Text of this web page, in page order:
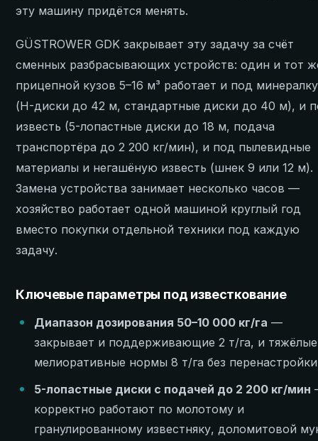
эту машину придётся менять.
GÜSTROWER GDK закрывает эту задачу за счёт
сменных разбрасывающих устройств: один и тот
прицепной кузов 5–16 м³ работает и под минералку
(H-диски до 42 м, стандартные диски до 40 м), и
известь (5-лопастные диски до 18 м, подача
транспортёра до 2 200 кг/мин), и под пылевидные
материалы и негашёную известь (шнек 9 или 12 м).
Замена устройства занимает несколько часов —
хозяйство работает одной машиной круглый год
вместо покупки отдельной техники под каждую
задачу.
Ключевые параметры под известкование
Диапазон дозирования 50–10 000 кг/га —
закрывает и поддерживающие 2 т/га, и тяжёлые
мелиоративные нормы 8 т/га без
5-лопастные диски с подачей до 2 200 кг/мин
корректно работают по молотому и
гранулированному известняку, доломитовой